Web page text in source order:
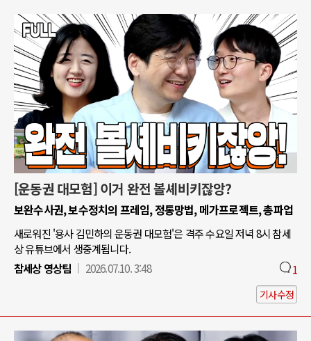
[운동권 대모험] 이거 완전 볼셰비키잖앙?
보완수사권, 보수정치의 프레임, 정통망법, 메가프로젝트, 총파업
새로워진 '용사 김민하의 운동권 대모험'은 격주 수요일 저녁 8시 참세
상 유튜브에서 생중계됩니다.
참세상 영상팀
2026.07.10. 3:48 1
기사수정